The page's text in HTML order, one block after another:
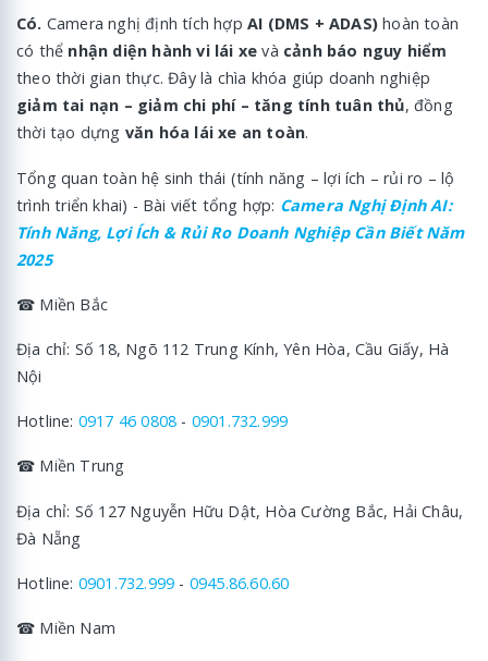
Có. Camera nghị định tích hợpAI (DMS + ADAS) hoàn toàn
có thể nhận diện hành vi lái xe và cảnh báo nguy hiểm
theo thời gian thực. Đây là chìa khóa giúp doanh nghiệp
giảm tai nạn – giảm chi phí – tăng tính tuân thủ, đồng
thời tạo dựng văn hóa lái xe an toàn.
Tổng quan toàn hệ sinh thái (tính năng – lợi ích – rủi ro – lộ
trình triển khai) - Bài viết tổng hợp: Camera Nghị Định AI:
Tính Năng, Lợi Ích & Rủi Ro Doanh Nghiệp Cần Biết Năm
2025
☎ Miền Bắc
Địa chỉ: Số 18, Ngõ 112 Trung Kính, Yên Hòa, Cầu Giấy, Hà
Nội
Hotline: 0917 46 0808 - 0901.732.999
☎ Miền Trung
Địa chỉ: Số 127 Nguyễn Hữu Dật, Hòa Cường Bắc, Hải Châu,
Đà Nẵng
Hotline: 0901.732.999 - 0945.86.60.60
☎ Miền Nam